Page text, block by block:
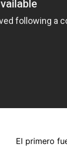
El primero